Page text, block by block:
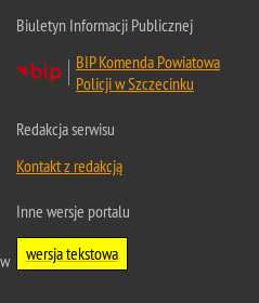
Biuletyn Informacji Publicznej
BIP Komenda Powiatowa
Policji w Szczecinku
Redakcja serwisu
Kontakt z redakcją
Inne wersje portalu
wersja tekstowa